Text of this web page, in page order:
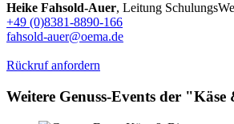
Heike Fahsold-Auer, Leitung
+49 (0)8381-8890-166
fahsold-auer@oema.de
Rückruf anfordern
Weitere Genuss-Events der